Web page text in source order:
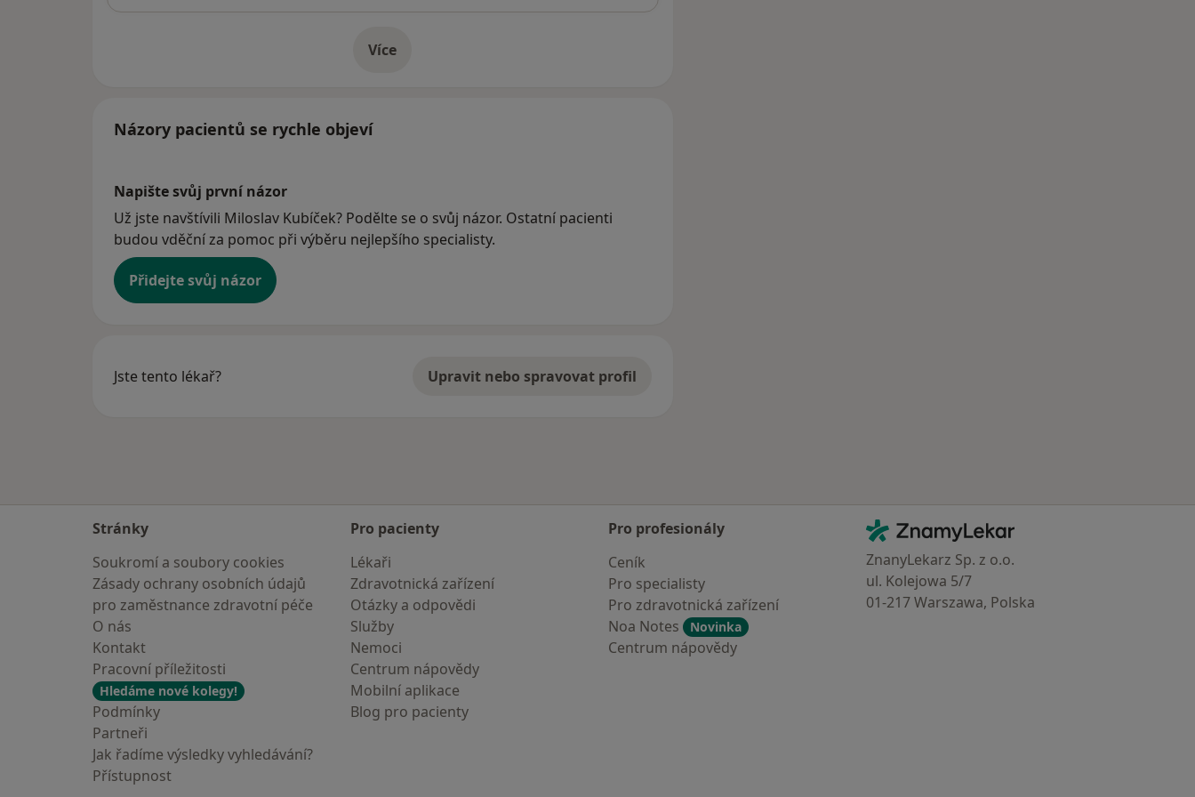
Víceo adrese
Názory pacientů se rychle objeví
Napište svůj první názor
Už jste navštívili Miloslav Kubíček? Podělte se o svůj názor. Ostatní pacienti
budou vděční za pomoc při výběru nejlepšího specialisty.
Přidejte svůj názor
Jste tento lékař? Upravit nebo spravovat profil
Stránky
Soukromí a soubory cookies
Zásady ochrany osobních údajů
pro zaměstnance zdravotní péče
O nás
Kontakt
Pracovní příležitosti
Hledáme nové kolegy!
Podmínky
Partneři
Jak řadíme výsledky vyhledávání?
Přístupnost
Pro pacienty
Lékaři
Zdravotnická zařízení
Otázky a odpovědi
Služby
Nemoci
Centrum nápovědy
Mobilní aplikace
Blog pro pacienty
Pro profesionály
Ceník
Pro specialisty
Pro zdravotnická zařízení
Noa Notes
Novinka
Centrum nápovědy
Kontakt
ZnamyLekar - Hlavní stránka
ZnanyLekarz Sp. z o.o.
ul. Kolejowa 5/7
01-217 Warszawa, Polska